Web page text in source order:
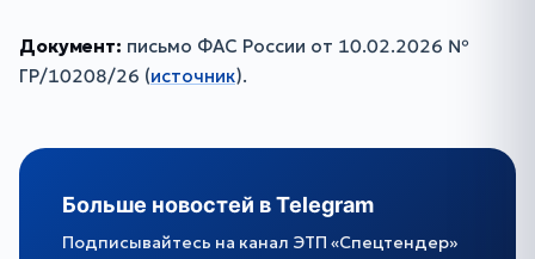
Документ: письмо ФАС России от 10.02.2026 №
ГР/10208/26 (источник).
Больше новостей в Telegram
Подписывайтесь на канал ЭТП «Спецтендер»